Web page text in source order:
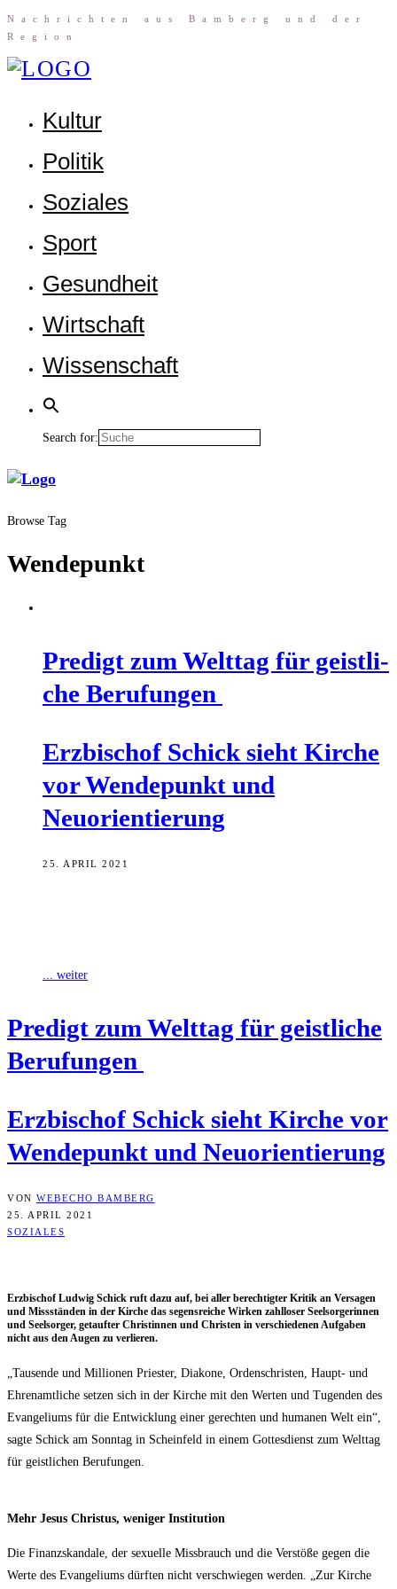
Nach­rich­ten aus Bam­berg und der
Region
Kul­tur
Poli­tik
Sozia­les
Sport
Gesund­heit
Wirt­schaft
Wis­sen­schaft
Search for:
Browse Tag
Wendepunkt
Pre­digt zum Welt­tag für geist­li­
che Berufungen
Erz­bi­schof Schick sieht Kir­che
vor Wen­de­punkt und
Neuorientierung
25. APRIL 2021
... weiter
Pre­digt zum Welt­tag für geist­li­che
Berufungen
Erz­bi­schof Schick sieht Kir­che vor
Wen­de­punkt und Neuorientierung
VON WEBECHO BAMBERG
25. APRIL 2021
SOZIALES
Erz­bi­schof Lud­wig Schick ruft dazu auf, bei aller berech­tig­ter Kri­tik an Ver­sa­gen
und Miss­stän­den in der Kir­che das segens­rei­che Wir­ken zahl­lo­ser Seel­sor­ge­rin­nen
und Seel­sor­ger, getauf­ter Chris­tin­nen und Chris­ten in ver­schie­de­nen Auf­ga­ben
nicht aus den Augen zu verlieren.
„Tau­sen­de und Mil­lio­nen Pries­ter, Dia­ko­ne, Ordens­chris­ten, Haupt- und
Ehren­amt­li­che set­zen sich in der Kir­che mit den Wer­ten und Tugen­den des
Evan­ge­li­ums für die Ent­wick­lung einer gerech­ten und huma­nen Welt ein“,
sag­te Schick am Sonn­tag in Schein­feld in einem Got­tes­dienst zum Welt­tag
für geist­li­chen Berufungen.
Mehr Jesus Chris­tus, weni­ger Institution
Die Finanz­skan­da­le, der sexu­el­le Miss­brauch und die Ver­stö­ße gegen die
Wer­te des Evan­ge­li­ums dürf­ten nicht ver­schwie­gen wer­den. „Zur Kir­che